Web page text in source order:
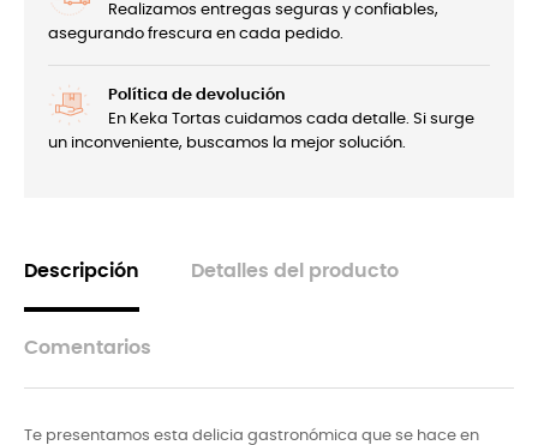
Realizamos entregas seguras y confiables,
asegurando frescura en cada pedido.
Política de devolución
En Keka Tortas cuidamos cada detalle. Si surge
un inconveniente, buscamos la mejor solución.
Descripción Detalles del producto
Comentarios
Te presentamos esta delicia gastronómica que se hace en